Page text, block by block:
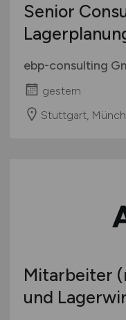
Senior
ebp-consulting
gestern
Stuttgart,
Mitarbeiter
und